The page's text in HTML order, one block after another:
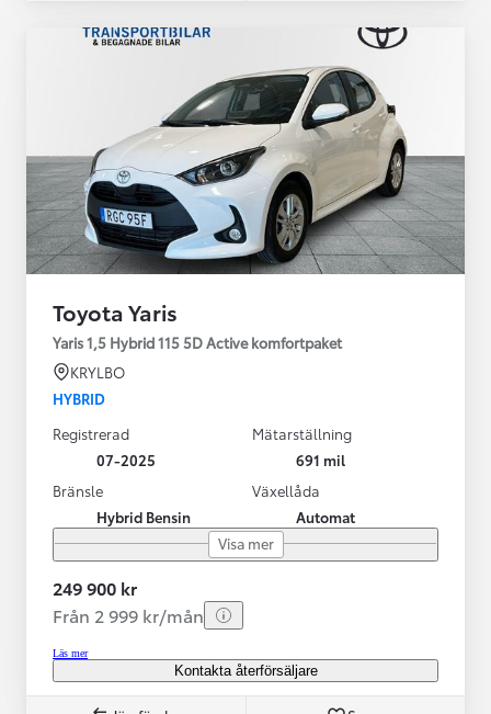
Toyota Yaris
Yaris 1,5 Hybrid 115 5D Active komfortpaket
KRYLBO
HYBRID
Registrerad
07-2025
Mätarställning
691 mil
Bränsle
Hybrid Bensin
Växellåda
Automat
Visa mer
249 900 kr
Från 2 999 kr/mån
Läs mer
Kontakta återförsäljare